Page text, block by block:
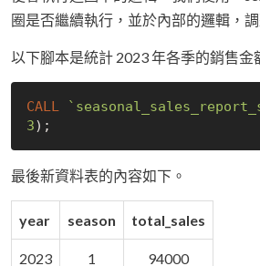
圈是否繼續執行，並於內部的邏輯，
以下腳本是統計 2023 年各季的銷售金
CALL
3
最後新資料表的內容如下。
year season total_sales
2023 1 94000